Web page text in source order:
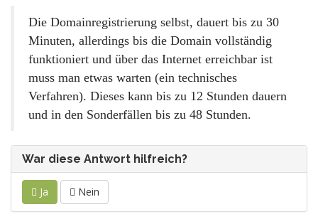
Die Domainregistrierung selbst, dauert bis zu 30
Minuten, allerdings bis die Domain vollständig
funktioniert und über das Internet erreichbar ist
muss man etwas warten (ein technisches
Verfahren). Dieses kann bis zu 12 Stunden dauern
und in den Sonderfällen bis zu 48 Stunden.
War diese Antwort hilfreich?
Ja Nein